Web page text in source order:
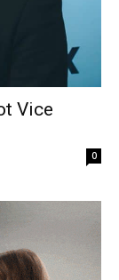
Vice
0